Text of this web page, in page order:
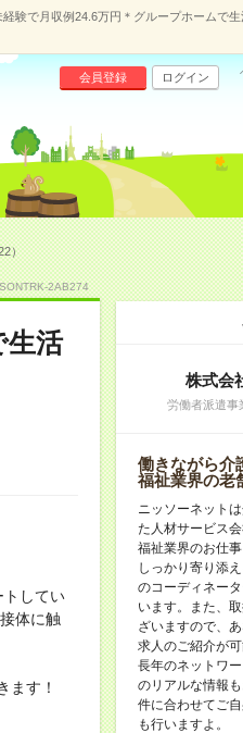
経験で月収例24.6万円＊グループホームで
会員登録 ログイン
）
2AB274
生活
トしてい
体に触
ます！
株式会
労働者派遣事
働きながら介
福祉業界の老
ニッソーネット
た人材サービス会
福祉業界のお仕
しっかり寄り添
のコーディネー
います。また、
ざいますので、
求人のご紹介が可
長年のネットワ
のリアルな情報
件に合わせてご
も行いますよ。